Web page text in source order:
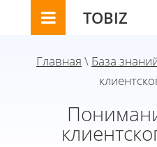
TOBIZ
Главная \ База